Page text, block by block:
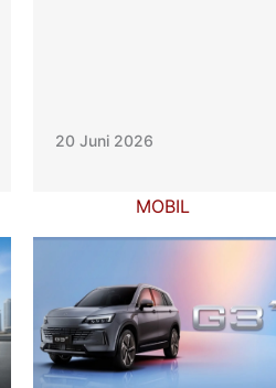
20 Juni 2026
MOBIL